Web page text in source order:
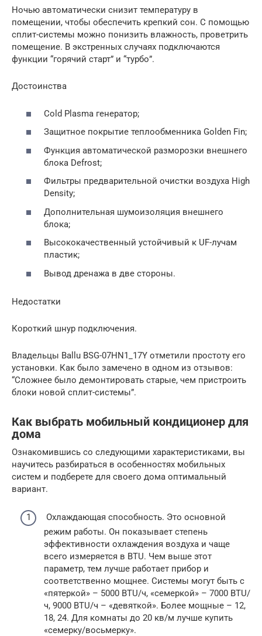
Ночью автоматически снизит температуру в
помещении, чтобы обеспечить крепкий сон. С помощью
сплит-системы можно понизить влажность, проветрить
помещение. В экстренных случаях подключаются
функции “горячий старт” и “турбо”.
Достоинства
Cold Plasma генератор;
Защитное покрытие теплообменника Golden Fin;
Функция автоматической разморозки внешнего
блока Defrost;
Фильтры предварительной очистки воздуха High
Density;
Дополнительная шумоизоляция внешнего
блока;
Высококачественный устойчивый к UF-лучам
пластик;
Вывод дренажа в две стороны.
Недостатки
Короткий шнур подключения.
Владельцы Ballu BSG-07HN1_17Y отметили простоту его
установки. Как было замечено в одном из отзывов:
“Сложнее было демонтировать старые, чем пристроить
блоки новой сплит-системы”.
Как выбрать мобильный кондиционер для
дома
Ознакомившись со следующими характеристиками, вы
научитесь разбираться в особенностях мобильных
систем и подберете для своего дома оптимальный
вариант.
Охлаждающая способность. Это основной
режим работы. Он показывает степень
эффективности охлаждения воздуха и чаще
всего измеряется в BTU. Чем выше этот
параметр, тем лучше работает прибор и
соответственно мощнее. Системы могут быть с
«пятеркой» – 5000 BTU/ч, «семеркой» – 7000 BTU/
ч, 9000 BTU/ч – «девяткой». Более мощные – 12,
18, 24. Для комнаты до 20 кв/м лучше купить
«семерку/восьмерку».